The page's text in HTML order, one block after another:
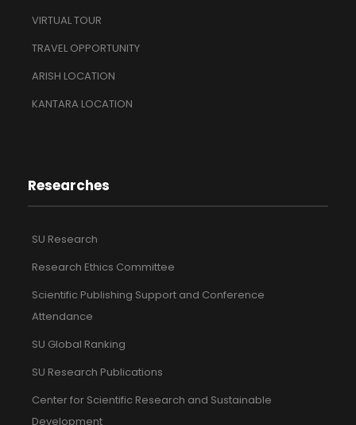
VIRTUAL TOUR
TRAVEL OPPORTUNITY
ARISH LOCATION
KANTARA LOCATION
Researches
SU Research
Research Ethics Committee
Scientific Publishing Support and Conference
Attendance
SU Global Ranking
SU Research Publications
Center for Scientific Research and Sustainable
Development